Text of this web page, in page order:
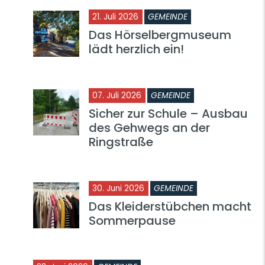
21. Juli 2026 GEMEINDE
Das Hörselbergmuseum
lädt herzlich ein!
07. Juli 2026 GEMEINDE
Sicher zur Schule – Ausbau
des Gehwegs an der
Ringstraße
30. Juni 2026 GEMEINDE
Das Kleiderstübchen macht
Sommerpause